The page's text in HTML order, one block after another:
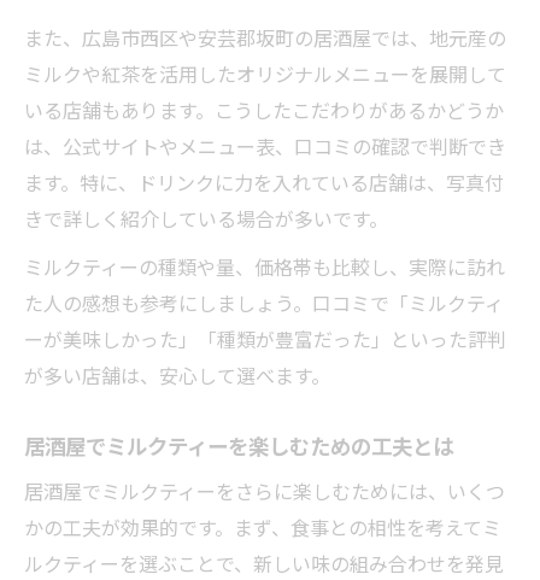
また、広島市西区や安芸郡坂町の居酒屋では、地元産の
ミルクや紅茶を活用したオリジナルメニューを展開して
いる店舗もあります。こうしたこだわりがあるかどうか
は、公式サイトやメニュー表、口コミの確認で判断でき
ます。特に、ドリンクに力を入れている店舗は、写真付
きで詳しく紹介している場合が多いです。
ミルクティーの種類や量、価格帯も比較し、実際に訪れ
た人の感想も参考にしましょう。口コミで「ミルクティ
ーが美味しかった」「種類が豊富だった」といった評判
が多い店舗は、安心して選べます。
居酒屋でミルクティーを楽しむための工夫とは
居酒屋でミルクティーをさらに楽しむためには、いくつ
かの工夫が効果的です。まず、食事との相性を考えてミ
ルクティーを選ぶことで、新しい味の組み合わせを発見